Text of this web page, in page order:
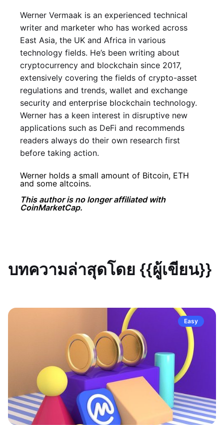
Werner Vermaak is an experienced technical
writer and marketer who has worked across
East Asia, the UK and Africa in various
technology fields. He’s been writing about
cryptocurrency and blockchain since 2017,
extensively covering the fields of crypto-asset
regulations and trends, wallet and exchange
security and enterprise blockchain technology.
Werner has a keen interest in disruptive new
applications such as DeFi and recommends
readers always do their own research first
before taking action.
Werner holds a small amount of Bitcoin, ETH
and some altcoins.
This author is no longer affiliated with
CoinMarketCap.
บทความล่าสุดโดย {{ผู้เขียน}}
Easy